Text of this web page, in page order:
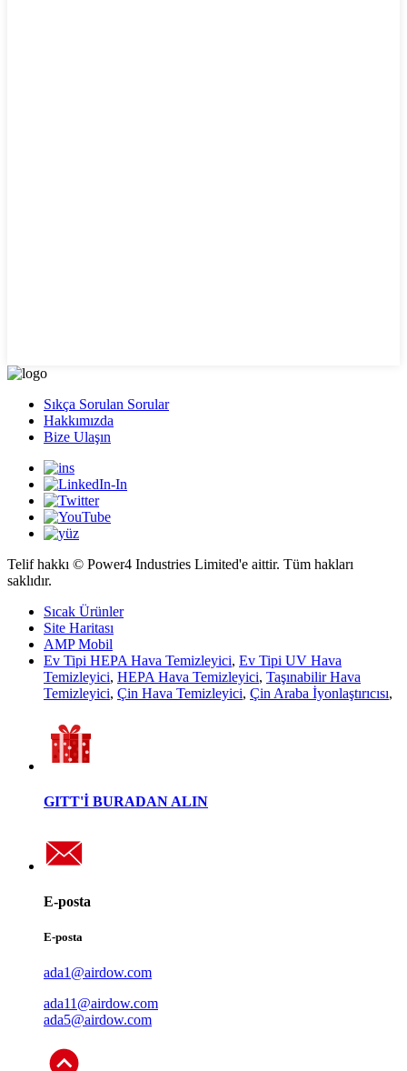
Sıkça Sorulan Sorular
Hakkımızda
Bize Ulaşın
Telif hakkı © Power4 Industries Limited'e aittir. Tüm hakları
saklıdır.
Sıcak Ürünler
Site Haritası
AMP Mobil
Ev Tipi HEPA Hava Temizleyici, Ev Tipi UV Hava
Temizleyici, HEPA Hava Temizleyici, Taşınabilir Hava
Temizleyici, Çin Hava Temizleyici, Çin Araba İyonlaştırıcısı,
GITT'İ BURADAN ALIN
E-posta
E-posta
ada1@airdow.com
ada11@airdow.com
ada5@airdow.com